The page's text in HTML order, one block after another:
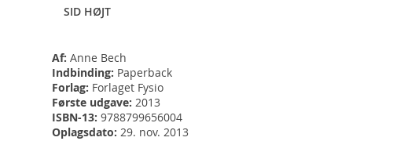
SID HØJT
Af: Anne Bech
Indbinding: Paperback
Forlag: Forlaget Fysio
Første udgave: 2013
ISBN-13: 9788799656004
Oplagsdato: 29. nov. 2013